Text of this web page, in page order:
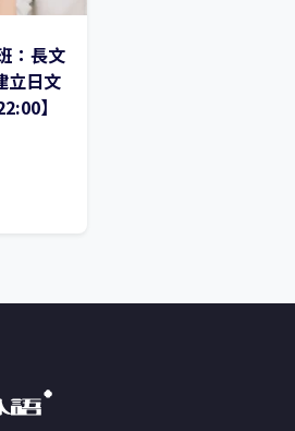
：長文
日文
】